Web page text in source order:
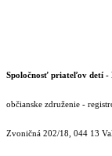
Spoločnosť priateľov detí -
občianske združenie -
Zvoničná 202/18, 044 13